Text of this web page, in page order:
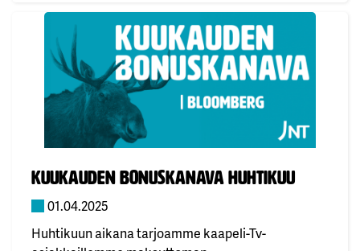
uusia animoituja sarjoja. Nicktoons tarjoaa
täydellisen sekoituksen nostalgiaa ja uusia
seikkailuja, mikä tekee siitä koko…
kuukauden bonuskanava huhtikuu
Julkaistu:
01.04.2025
Huhtikuun aikana tarjoamme kaapeli-Tv-